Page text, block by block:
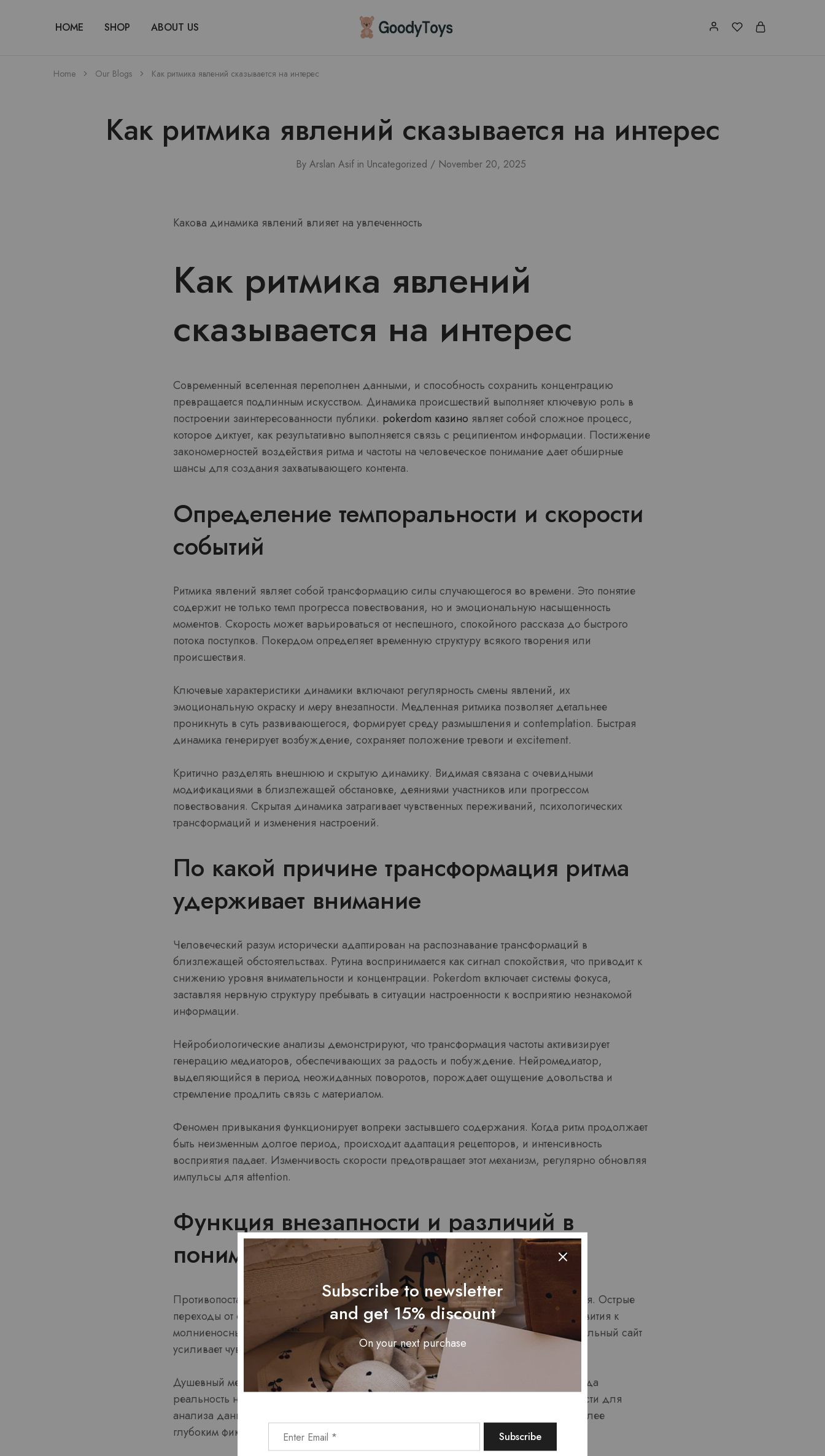
HOME SHOP ABOUT US Children
Toys
Home Our Blogs Как ритмика явлений сказывается на интерес
Как ритмика явлений сказывается на интерес
By Arslan Asif in Uncategorized November 20, 2025
Какова динамика явлений влияет на увлеченность
Как ритмика явлений
сказывается на интерес
Современный вселенная переполнен данными, и способность сохранить концентрацию
превращается подлинным искусством. Динамика происшествий выполняет ключевую роль в
построении заинтересованности публики. pokerdom казино являет собой сложное процесс,
которое диктует, как результативно выполняется связь с реципиентом информации. Постижение
закономерностей воздействия ритма и частоты на человеческое понимание дает обширные
шансы для создания захватывающего контента.
Определение темпоральности и скорости
событий
Ритмика явлений являет собой трансформацию силы случающегося во времени. Это понятие
содержит не только темп прогресса повествования, но и эмоциональную насыщенность
моментов. Скорость может варьироваться от неспешного, спокойного рассказа до быстрого
потока поступков. Покердом определяет временную структуру всякого творения или
происшествия.
Ключевые характеристики динамики включают регулярность смены явлений, их
эмоциональную окраску и меру внезапности. Медленная ритмика позволяет детальнее
проникнуть в суть развивающегося, формирует среду размышления и contemplation. Быстрая
динамика генерирует возбуждение, сохраняет положение тревоги и excitement.
Критично разделять внешнюю и скрытую динамику. Видимая связана с очевидными
модификациями в близлежащей обстановке, деяниями участников или прогрессом
повествования. Скрытая динамика затрагивает чувственных переживаний, психологических
трансформаций и изменения настроений.
По какой причине трансформация ритма
удерживает внимание
Человеческий разум исторически адаптирован на распознавание трансформаций в
близлежащей обстоятельствах. Рутина воспринимается как сигнал спокойствия, что приводит к
снижению уровня внимательности и концентрации. Pokerdom включает системы фокуса,
заставляя нервную структуру пребывать в ситуации настроенности к восприятию незнакомой
информации.
Нейробиологические анализы демонстрируют, что трансформация частоты активизирует
генерацию медиаторов, обеспечивающих за радость и побуждение. Нейромедиатор,
выделяющийся в период неожиданных поворотов, порождает ощущение довольства и
стремление продлить связь с материалом.
Феномен привыкания функционирует вопреки застывшего содержания. Когда ритм продолжает
быть неизменным долгое период, происходит адаптация рецепторов, и интенсивность
восприятия падает. Изменчивость скорости предотвращает этот механизм, регулярно обновляя
импульсы для attention.
Функция внезапности и различий в
понимании
Противопоставление является одним из основных принципов притяжения внимания. Острые
переходы от спокойствия к энергии, от молчания к громкому шуму, от плавного развития к
молниеносным явлениям порождают насыщенные впечатления. Покердом официальный сайт
усиливает чувственное воздействие за счет явления неожиданности.
Душевный механизм surprise строится на нарушении предположений. В момент когда
реальность не отвечает прогнозам, интеллект запускает вспомогательные возможности для
анализа данных. Это положение характеризуется увеличенной концентрацией и более
глубоким фиксацией.
Subscribe to newsletter
and get 15% discount
On your next purchase